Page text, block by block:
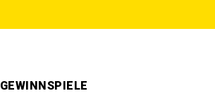
GEWINNSPIELE